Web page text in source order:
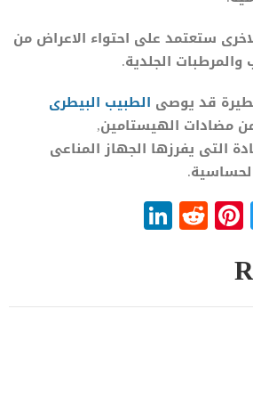
ستعتمد على احتواء الاعراض من
الجلدية.
قد يوصى الطبيب البيطرى
مضادات الهيستامين,
التى يفرزها الجهاز المناعى
Twitter
Pinterest
Reddit